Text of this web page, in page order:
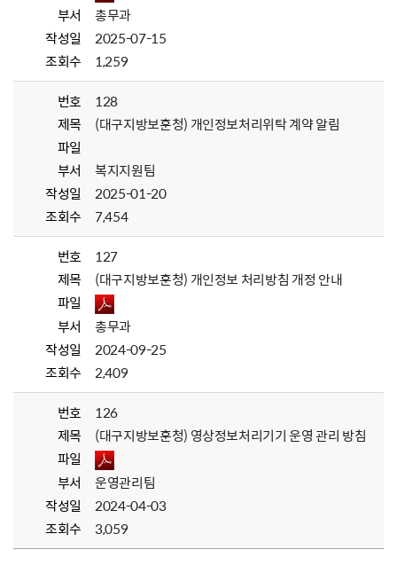
부서
총무과
작성일
2025-07-15
조회수
1,259
번호
128
제목
(대구지방보훈청) 개인정보처리위탁 계약 알림
파일
부서
복지지원팀
작성일
2025-01-20
조회수
7,454
번호
127
제목
(대구지방보훈청) 개인정보 처리방침 개정 안내
파일
부서
총무과
작성일
2024-09-25
조회수
2,409
번호
126
제목
(대구지방보훈청) 영상정보처리기기 운영 관리 방침
파일
부서
운영관리팀
작성일
2024-04-03
조회수
3,059